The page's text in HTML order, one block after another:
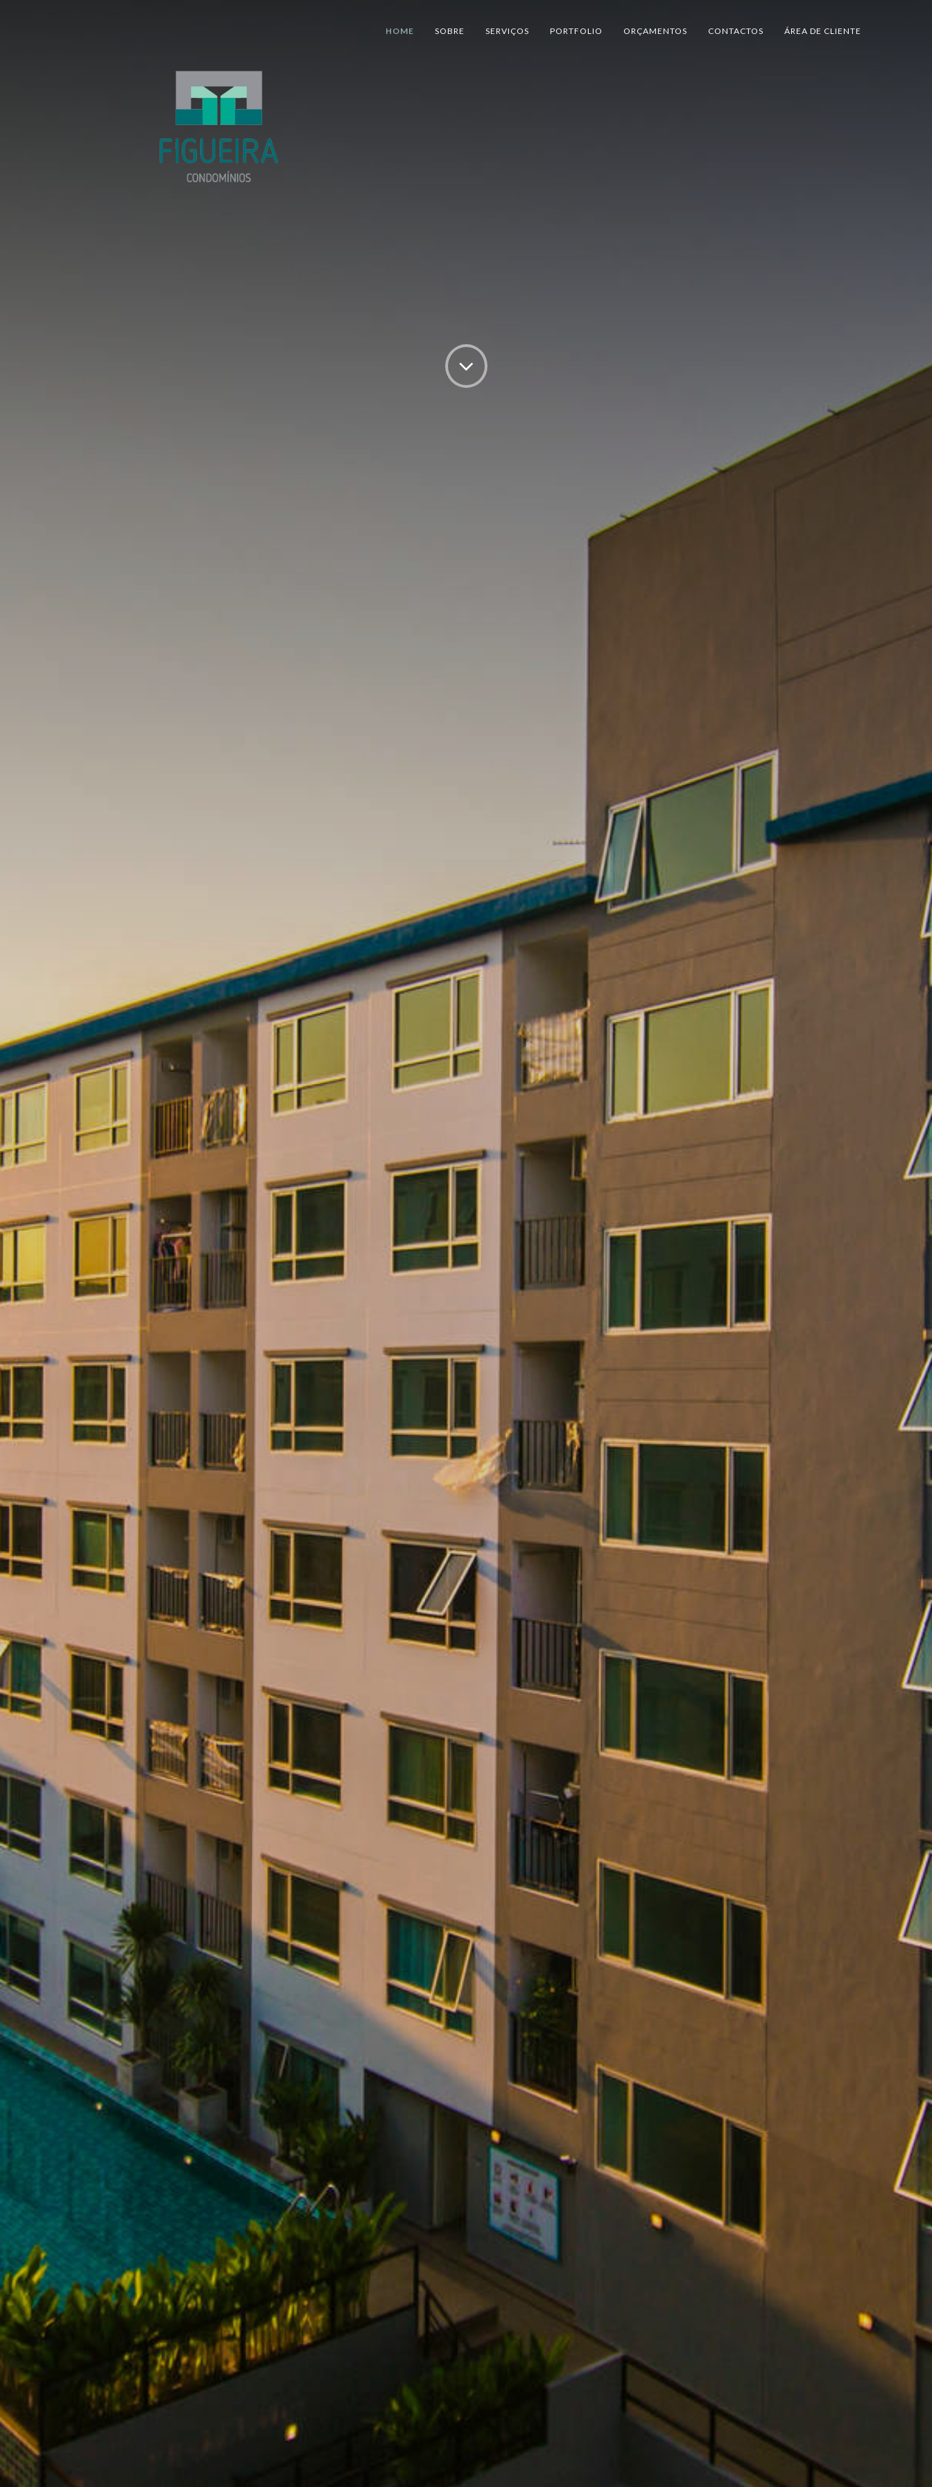
HOME SOBRE SERVIÇOS PORTFOLIO ORÇAMENTOS CONTACTOS ÁREA DE CLIENTE